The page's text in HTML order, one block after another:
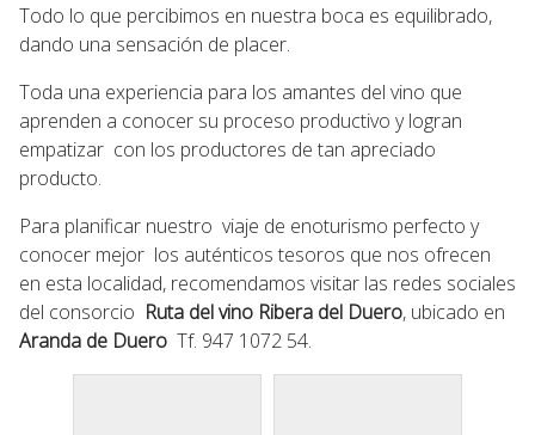
Todo lo que percibimos en nuestra boca es equilibrado,
dando una sensación de placer.
Toda una experiencia para los amantes del vino que
aprenden a conocer su proceso productivo y logran
empatizar con los productores de tan apreciado
producto.
Para planificar nuestro viaje de enoturismo perfecto y
conocer mejor los auténticos tesoros que nos ofrecen
en esta localidad, recomendamos visitar las redes sociales
del consorcio Ruta del vino Ribera del Duero, ubicado en
Aranda de Duero Tf. 947 1072 54.